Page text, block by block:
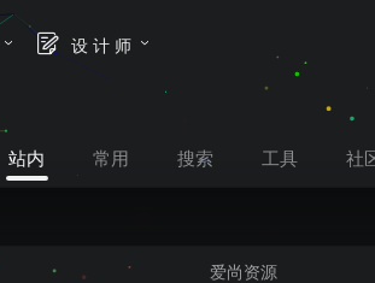
设 计 师
站内 常用 搜索 工具 社
爱尚资源